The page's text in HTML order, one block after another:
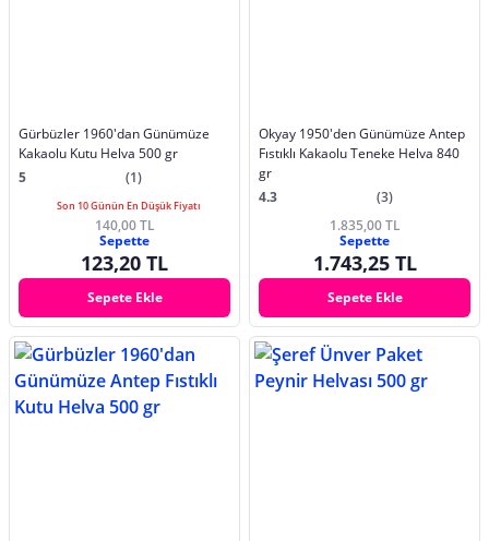
Gürbüzler 1960'dan Günümüze
Kakaolu Kutu Helva 500 gr
5
(1)
Son 10 Günün En Düşük Fiyatı
140,00 TL
Sepette
123,20 TL
Sepete Ekle
Okyay 1950'den Günümüze Antep
Fıstıklı Kakaolu Teneke Helva 840
gr
4.3
(3)
1.835,00 TL
Sepette
1.743,25 TL
Sepete Ekle